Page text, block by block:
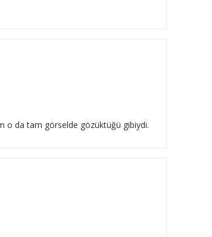
o da tam görselde gözüktüğü gibiydi.